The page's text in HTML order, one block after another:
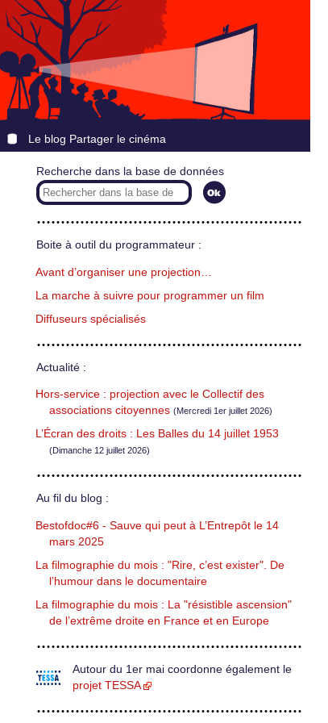
Le blog Partager le cinéma
Recherche dans la base de données
Boite à outil du programmateur :
Avant d’organiser une projection…
La marche à suivre pour programmer un film
Diffuseurs spécialisés
Actualité :
Hors-service : projection avec le Collectif des
associations citoyennes (Mercredi 1er juillet 2026)
L’Écran des droits : Les Balles du 14 juillet 1953
(Dimanche 12 juillet 2026)
Au fil du blog :
Bestofdoc#6 - Sauve qui peut à L’Entrepôt le 14
mars 2025
La filmographie du mois : "Rire, c’est exister". De
l’humour dans le documentaire
La filmographie du mois : La "résistible ascension"
de l’extrême droite en France et en Europe
Autour du 1er mai coordonne également le
projet TESSA